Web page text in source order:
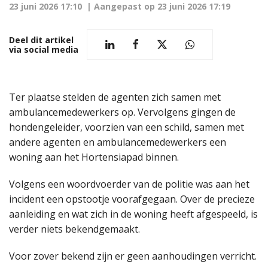
23 juni 2026 17:10 | Aangepast op 23 juni 2026 17:19
Deel dit artikel
via social media
Ter plaatse stelden de agenten zich samen met
ambulancemedewerkers op. Vervolgens gingen de
hondengeleider, voorzien van een schild, samen met
andere agenten en ambulancemedewerkers een
woning aan het Hortensiapad binnen.
Volgens een woordvoerder van de politie was aan het
incident een opstootje voorafgegaan. Over de precieze
aanleiding en wat zich in de woning heeft afgespeeld, is
verder niets bekendgemaakt.
Voor zover bekend zijn er geen aanhoudingen verricht.